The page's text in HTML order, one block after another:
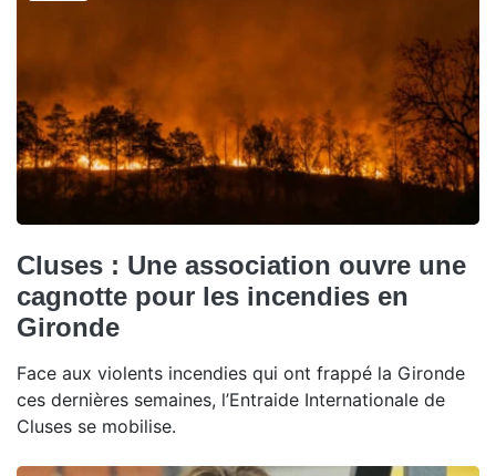
Cluses : Une association ouvre une
cagnotte pour les incendies en
Gironde
Face aux violents incendies qui ont frappé la Gironde
ces dernières semaines, l’Entraide Internationale de
Cluses se mobilise.